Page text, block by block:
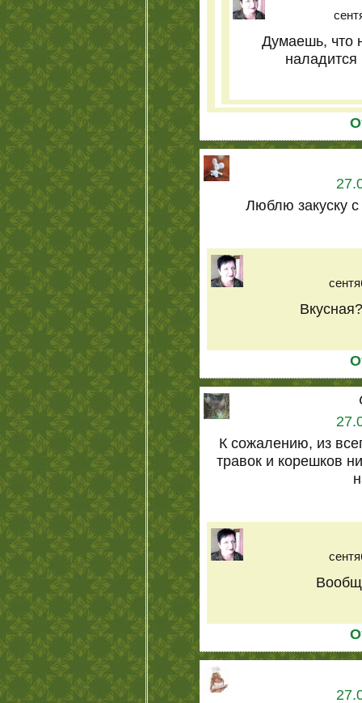
Думаешь, что
Люблю закуску
К сожалению, из
травок и корешков